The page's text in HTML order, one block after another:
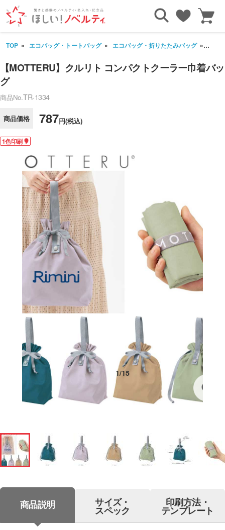
TOP エコバッグ・トートバッグ エコバッグ・折りたたみバッグ 【
【MOTTERU】クルリト コンパクトクーラー巾着バッ
グ
商品No.TR-1334
商品価格 787円(税込)
1色印刷
1/15
商品説明 サイズ・
スペック
印刷方法・
テンプレート